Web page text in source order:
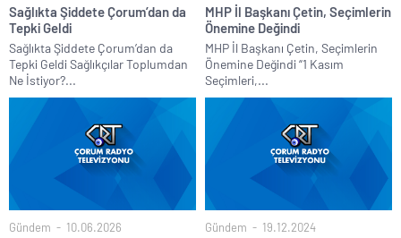
Sağlıkta Şiddete Çorum’dan da
Tepki Geldi
Sağlıkta Şiddete Çorum’dan da
Tepki Geldi Sağlıkçılar Toplumdan
Ne İstiyor?...
MHP İl Başkanı Çetin, Seçimlerin
Önemine Değindi
MHP İl Başkanı Çetin, Seçimlerin
Önemine Değindi “1 Kasım
Seçimleri,...
Gündem 10.06.2026 Gündem 19.12.2024